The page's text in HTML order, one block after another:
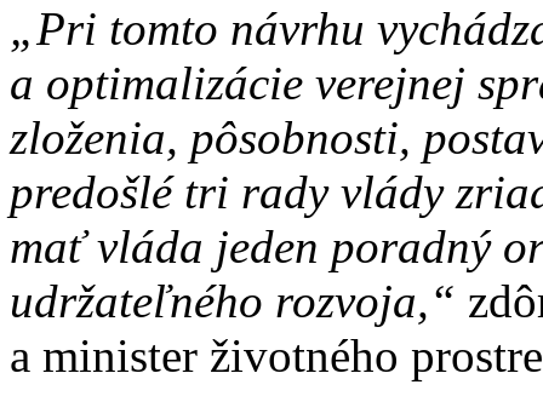
„Pri tomto návrhu
a optimalizácie verejnej
zloženia, pôsobnosti,
predošlé tri rady vlády
mať vláda jeden poradný
udržateľného rozvoja,“
a minister životného